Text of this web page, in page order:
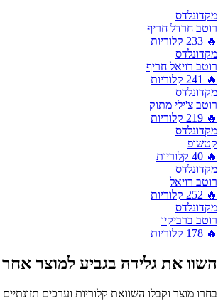
מקדונלדס
רוטב חרדל חריף
🔥
233 קלוריות
מקדונלדס
רוטב רויאל חריף
🔥
241 קלוריות
מקדונלדס
רוטב צ'ילי מתוק
🔥
219 קלוריות
מקדונלדס
קטשופ
🔥
40 קלוריות
מקדונלדס
רוטב רויאל
🔥
252 קלוריות
מקדונלדס
רוטב ברביקיו
🔥
178 קלוריות
השוו את גלידה בגביע למוצר אחר
בחרו מוצר וקבלו השוואת קלוריות וערכים תזונתיים